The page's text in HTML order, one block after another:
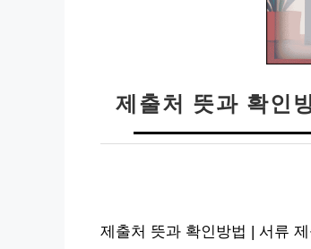
제출처 뜻과 확인
제출처 뜻과 확인방법 | 서류